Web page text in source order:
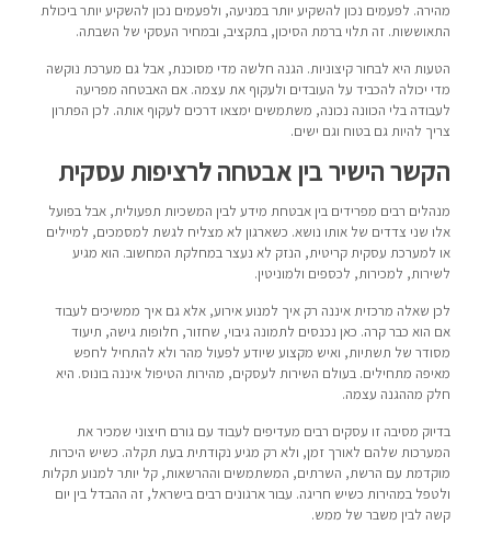
מהירה. לפעמים נכון להשקיע יותר במניעה, ולפעמים נכון להשקיע יותר ביכולת
התאוששות. זה תלוי ברמת הסיכון, בתקציב, ובמחיר העסקי של השבתה.
הטעות היא לבחור קיצוניות. הגנה חלשה מדי מסוכנת, אבל גם מערכת נוקשה
מדי יכולה להכביד על העובדים ולעקוף את עצמה. אם האבטחה מפריעה
לעבודה בלי הכוונה נכונה, משתמשים ימצאו דרכים לעקוף אותה. לכן הפתרון
צריך להיות גם בטוח וגם ישים.
הקשר הישיר בין אבטחה לרציפות עסקית
מנהלים רבים מפרידים בין אבטחת מידע לבין המשכיות תפעולית, אבל בפועל
אלו שני צדדים של אותו נושא. כשארגון לא מצליח לגשת למסמכים, למיילים
או למערכת עסקית קריטית, הנזק לא נעצר במחלקת המחשוב. הוא מגיע
לשירות, למכירות, לכספים ולמוניטין.
לכן שאלה מרכזית איננה רק איך למנוע אירוע, אלא גם איך ממשיכים לעבוד
אם הוא כבר קרה. כאן נכנסים לתמונה גיבוי, שחזור, חלופות גישה, תיעוד
מסודר של תשתיות, ואיש מקצוע שיודע לפעול מהר ולא להתחיל לחפש
מאיפה מתחילים. בעולם השירות לעסקים, מהירות הטיפול איננה בונוס. היא
חלק מההגנה עצמה.
בדיוק מסיבה זו עסקים רבים מעדיפים לעבוד עם גורם חיצוני שמכיר את
המערכות שלהם לאורך זמן, ולא רק מגיע נקודתית בעת תקלה. כשיש היכרות
מוקדמת עם הרשת, השרתים, המשתמשים וההרשאות, קל יותר למנוע תקלות
ולטפל במהירות כשיש חריגה. עבור ארגונים רבים בישראל, זה ההבדל בין יום
קשה לבין משבר של ממש.